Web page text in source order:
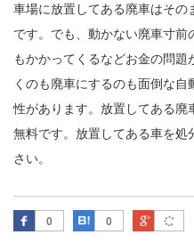
車場に放置してある廃車はその
です。でも、動かない廃車寸
もかかってくるなどお金の問
くのも廃車にするのも面倒な
性があります。放置してある廃
無料です。放置してある車を
さい。
0
Facebook 0
はてなブックマーク